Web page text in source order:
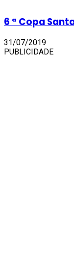
6 ª Copa
31/07/2019
PUBLICIDADE